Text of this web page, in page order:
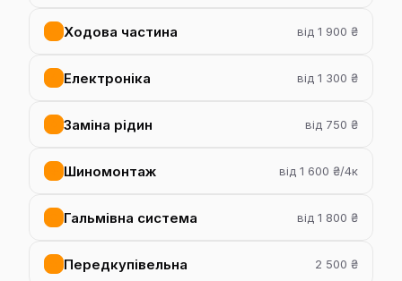
Ходова частина від 1 900 ₴
Електроніка від 1 300 ₴
Заміна рідин від 750 ₴
Шиномонтаж від 1 600 ₴/4к
Гальмівна система від 1 800 ₴
Передкупівельна 2 500 ₴